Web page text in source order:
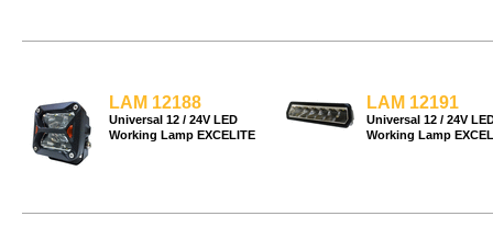
LAM 12188
Universal 12 / 24V LED
Working Lamp EXCELITE
LAM 12191
Universal 12 / 24V
Working Lamp